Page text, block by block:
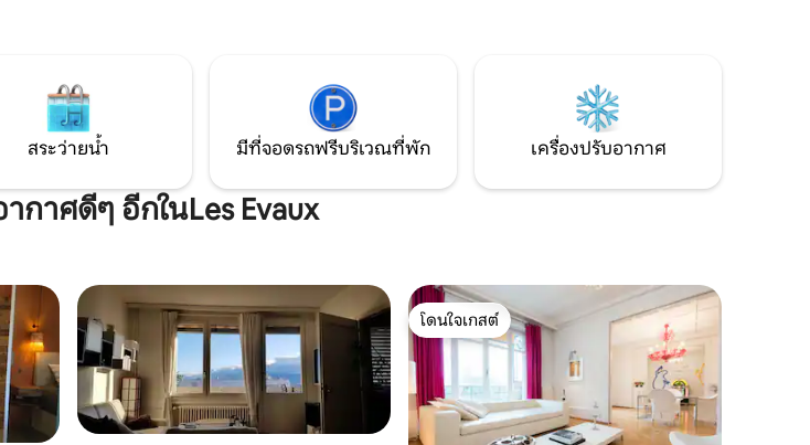
เอกลักษณ์ของเจนีวาเช่น l'Escalade, Bol
d'Or และ Marathon
สระว่ายน้ำ มีที่จอดรถฟรีบริเวณที่พัก เครื่องปรับอากาศ
าศดีๆ อีกในLes Evaux
โดนใจเกสต์
โดนใจเกสต์